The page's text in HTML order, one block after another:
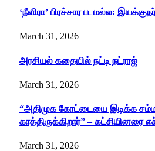
‘நீளிரா’ பிரச்சார படமல்ல:
March 31, 2026
அரசியல் கதையில் நட்டி நட்ராஜ்
March 31, 2026
“அதிமுக கோட்டையை இடிக்க
காத்திருக்கிறார்” – கட்சியினரை
March 31, 2026